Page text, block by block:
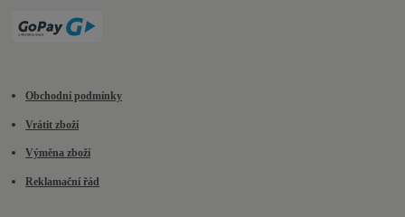
Obchodní podmínky
Vrátit zboží
Výměna zboží
Reklamační řád